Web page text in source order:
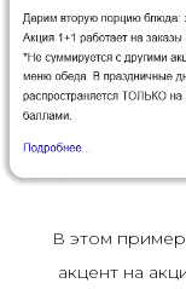
В этом
акцент на